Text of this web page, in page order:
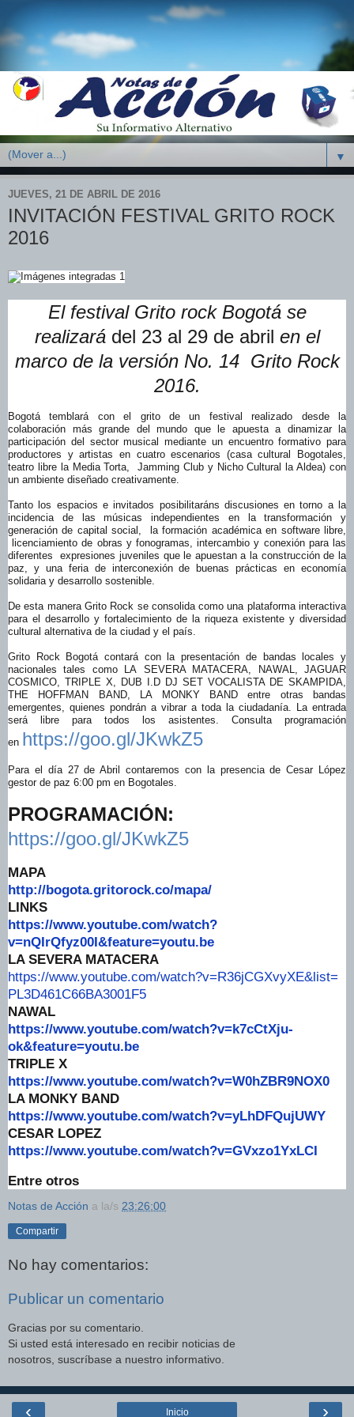
▼
JUEVES, 21 DE ABRIL DE 2016
INVITACIÓN FESTIVAL GRITO ROCK
2016
El festival Grito rock Bogotá se
realizará del 23 al 29 de abril en el
marco de la versión No. 14 Grito Rock
2016.
Bogotá temblará con el grito de un festival realizado desde la
colaboración más grande del mundo que le apuesta a dinamizar la
participación del sector musical mediante un encuentro formativo para
productores y artistas en cuatro escenarios (casa cultural Bogotales,
teatro libre la Media Torta, Jamming Club y Nicho Cultural la Aldea) con
un ambiente diseñado creativamente.
Tanto los espacios e invitados posibilitaráns discusiones en torno a la
incidencia de las músicas independientes en la transformación y
generación de capital social, la formación académica en software libre,
licenciamiento de obras y fonogramas, intercambio y conexión para las
diferentes expresiones juveniles que le apuestan a la construcción de la
paz, y una feria de interconexión de buenas prácticas en economía
solidaria y desarrollo sostenible.
De esta manera Grito Rock se consolida como una plataforma interactiva
para el desarrollo y fortalecimiento de la riqueza existente y diversidad
cultural alternativa de la ciudad y el país.
Grito Rock Bogotá contará con la presentación de bandas locales y
nacionales tales como LA SEVERA MATACERA, NAWAL, JAGUAR
COSMICO, TRIPLE X, DUB I.D DJ SET VOCALISTA DE SKAMPIDA,
THE HOFFMAN BAND, LA MONKY BAND entre otras bandas
emergentes, quienes pondrán a vibrar a toda la ciudadanía. La entrada
será libre para todos los asistentes. Consulta programación
en https://goo.gl/JKwkZ5
Para el día 27 de Abril contaremos con la presencia de Cesar López
gestor de paz 6:00 pm en Bogotales.
PROGRAMACIÓN:
https://goo.gl/JKwkZ5
MAPA
http://bogota.gritorock.co/mapa/
LINKS
https://www.youtube.com/watch?
v=nQIrQfyz00I&feature=youtu.be
LA SEVERA MATACERA
https://www.youtube.com/watch?v=R36jCGXvyXE&list=
PL3D461C66BA3001F5
NAWAL
https://www.youtube.com/watch?v=k7cCtXju-
ok&feature=youtu.be
TRIPLE X
https://www.youtube.com/watch?v=W0hZBR9NOX0
LA MONKY BAND
https://www.youtube.com/watch?v=yLhDFQujUWY
CESAR LOPEZ
https://www.youtube.com/watch?v=GVxzo1YxLCI
Entre otros
Notas de Acción a la/s 23:26:00
Compartir
No hay comentarios:
Publicar un comentario
Gracias por su comentario.
Si usted está interesado en recibir noticias de
nosotros, suscríbase a nuestro informativo.
‹ ›
Inicio